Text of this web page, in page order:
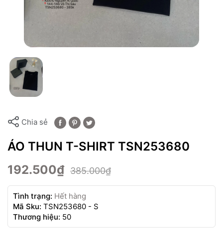
Chia sẻ
ÁO THUN T-SHIRT TSN253680
192.500₫ 385.000₫
Tình trạng: Hết hàng
Mã Sku: TSN253680 - S
Thương hiệu: 50